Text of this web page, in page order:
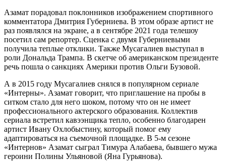
Азамат порадовал поклонников изображением спортивного
комментатора Дмитрия Губерниева. В этом образе артист не
раз появлялся на экране, а в сентябре 2021 года телешоу
посетил сам репортер. Сценка с двумя Губерниевыми
получила теплые отклики. Также Мусагалиев выступал в
роли Дональда Трампа. В скетче об американском президенте
речь пошла о санкциях Америки против Ольги Бузовой.
А в 2015 году Мусагалиев снялся в популярном сериале
«Интерны». Азамат говорит, что приглашение на пробы в
ситком стало для него шоком, потому что он не имеет
профессионального актерского образования. Коллектив
сериала встретил кавээнщика тепло, особенно благодарен
артист Ивану Охлобыстину, который помог ему
адаптироваться на съемочной площадке. В 5-м сезоне
«Интернов» Азамат сыграл Тимура Алабаева, бывшего мужа
героини Полины Ульяновой (Яна Гурьянова).